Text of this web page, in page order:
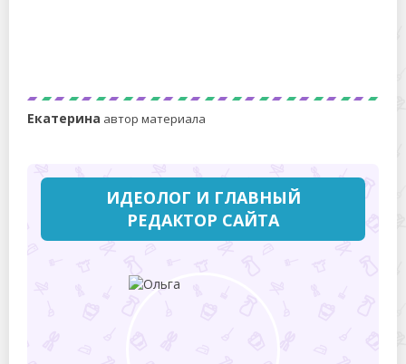
Екатерина автор материала
ИДЕОЛОГ И ГЛАВНЫЙ
РЕДАКТОР САЙТА